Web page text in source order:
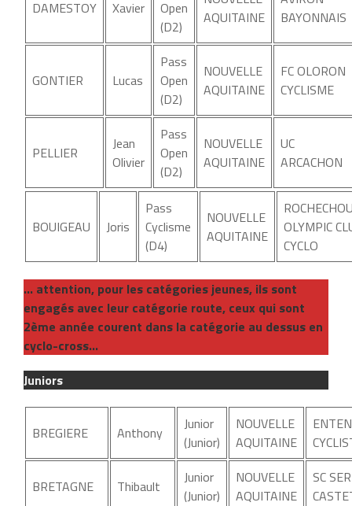
DAMESTOY Xavier
Open
(D2)
AQUITAINE
BAYONNAIS
GONTIER Lucas
Pass
Open
(D2)
NOUVELLE
AQUITAINE
FC OLORON
CYCLISME
PELLIER
Jean
Olivier
Pass
Open
(D2)
NOUVELLE
AQUITAINE
UC
ARCACHON
BOUIGEAU Joris
Pass
Cyclisme
(D4)
NOUVELLE
AQUITAINE
OLYMPIC
CYCLO
… attention, pour les catégories jeunes, ils sont
engagés avec leur catégorie route, ceux qui sont
2ème année courent dans la catégorie au dessus en
cyclo-cross…
Juniors
BREGIERE Anthony
Junior
(Junior)
NOUVELLE
AQUITAINE
BRETAGNE Thibault
Junior
(Junior)
NOUVELLE
AQUITAINE
SC